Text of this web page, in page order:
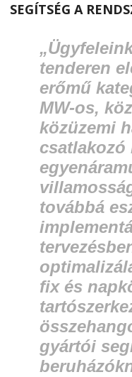
SEGÍTSÉG A
tenderen
erőmű
MW-os,
közüzemi
csatlakozó
továbbá
fix és
gyártói